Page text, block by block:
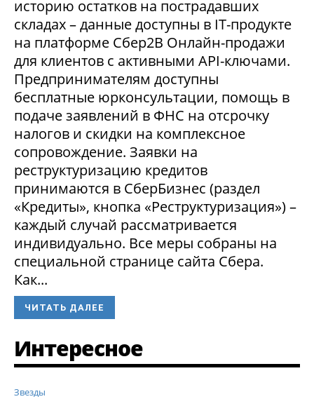
историю остатков на пострадавших
складах – данные доступны в IT-продукте
на платформе Сбер2В Онлайн-продажи
для клиентов с активными API-ключами.
Предпринимателям доступны
бесплатные юрконсультации, помощь в
подаче заявлений в ФНС на отсрочку
налогов и скидки на комплексное
сопровождение. Заявки на
реструктуризацию кредитов
принимаются в СберБизнес (раздел
«Кредиты», кнопка «Реструктуризация») –
каждый случай рассматривается
индивидуально. Все меры собраны на
специальной странице сайта Сбера.
Как...
ЧИТАТЬ ДАЛЕЕ
Интересное
Звезды